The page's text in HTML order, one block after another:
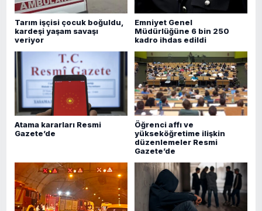
Tarım işçisi çocuk boğuldu,
kardeşi yaşam savaşı
veriyor
Emniyet Genel
Müdürlüğüne 6 bin 250
kadro ihdas edildi
Atama kararları Resmi
Gazete’de
Öğrenci affı ve
yükseköğretime ilişkin
düzenlemeler Resmi
Gazete’de